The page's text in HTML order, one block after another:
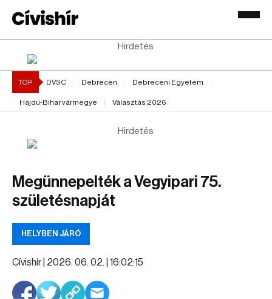
Hirdetés
TOP DVSC Debrecen Debreceni Egyetem
Hajdú-Bihar vármegye Választás 2026
Hirdetés
Megünnepelték a Vegyipari 75.
születésnapját
HELYBEN JÁRÓ
Cívishír | 2026. 06. 02. | 16:02:15